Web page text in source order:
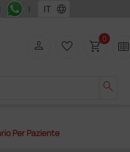
| language
search
person favorite_border shopping_cart0 two_pager
Per Paziente